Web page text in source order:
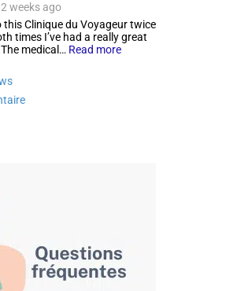
2 weeks ago
this Clinique du Voyageur twice
times I’ve had a really great
medical… Read more